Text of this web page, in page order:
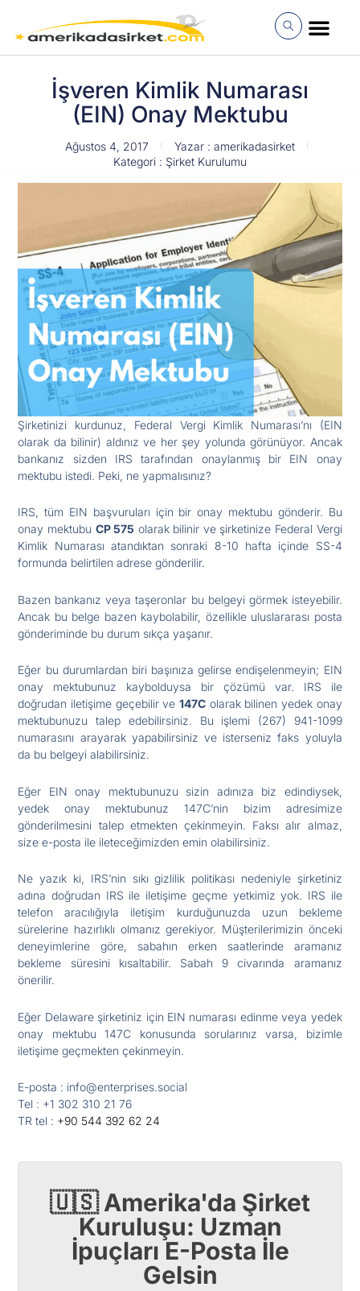
atla
İşveren Kimlik Numarası
(EIN) Onay Mektubu
Ağustos 4, 2017 Yazar : amerikadasirket
Kategori : Şirket Kurulumu
Şirketinizi kurdunuz, Federal Vergi Kimlik Numarası’nı (EIN
olarak da bilinir) aldınız ve her şey yolunda görünüyor. Ancak
bankanız sizden IRS tarafından onaylanmış bir EIN onay
mektubu istedi. Peki, ne yapmalısınız?
IRS, tüm EIN başvuruları için bir onay mektubu gönderir. Bu
onay mektubu CP 575 olarak bilinir ve şirketinize Federal Vergi
Kimlik Numarası atandıktan sonraki 8-10 hafta içinde SS-4
formunda belirtilen adrese gönderilir.
Bazen bankanız veya taşeronlar bu belgeyi görmek isteyebilir.
Ancak bu belge bazen kaybolabilir, özellikle uluslararası posta
gönderiminde bu durum sıkça yaşanır.
Eğer bu durumlardan biri başınıza gelirse endişelenmeyin; EIN
onay mektubunuz kaybolduysa bir çözümü var. IRS ile
doğrudan iletişime geçebilir ve 147C olarak bilinen yedek onay
mektubunuzu talep edebilirsiniz. Bu işlemi (267) 941-1099
numarasını arayarak yapabilirsiniz ve isterseniz faks yoluyla
da bu belgeyi alabilirsiniz.
Eğer EIN onay mektubunuzu sizin adınıza biz edindiysek,
yedek onay mektubunuz 147C’nin bizim adresimize
gönderilmesini talep etmekten çekinmeyin. Faksı alır almaz,
size e-posta ile ileteceğimizden emin olabilirsiniz.
Ne yazık ki, IRS’nin sıkı gizlilik politikası nedeniyle şirketiniz
adına doğrudan IRS ile iletişime geçme yetkimiz yok. IRS ile
telefon aracılığıyla iletişim kurduğunuzda uzun bekleme
sürelerine hazırlıklı olmanız gerekiyor. Müşterilerimizin önceki
deneyimlerine göre, sabahın erken saatlerinde aramanız
bekleme süresini kısaltabilir. Sabah 9 civarında aramanız
önerilir.
Eğer Delaware şirketiniz için EIN numarası edinme veya yedek
onay mektubu 147C konusunda sorularınız varsa, bizimle
iletişime geçmekten çekinmeyin.
E-posta : info@enterprises.social
Tel : +1 302 310 21 76
TR tel : +90 544 392 62 24
🇺🇸 Amerika'da Şirket
Kuruluşu: Uzman
İpuçları E-Posta İle
Gelsin